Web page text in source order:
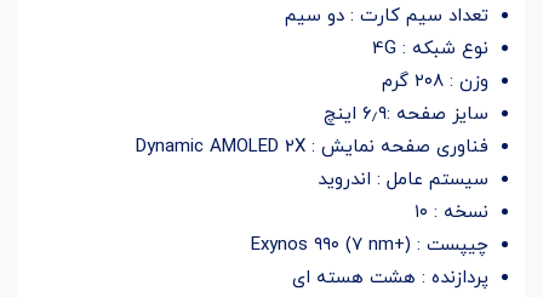
تعداد سیم کارت : دو سیم
نوع شبکه : 4G
وزن : ۲۰۸ گرم
سایز صفحه :۶٫۹ اینچ
فناوری صفحه نمایش : Dynamic AMOLED ۲X
سیستم عامل : اندروید
نسخه : ۱۰
چیپست : Exynos ۹۹۰ (۷ nm+)
پردازنده : هشت هسته ای